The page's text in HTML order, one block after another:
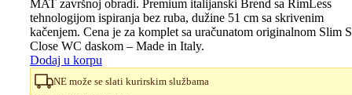
je
bila:
63.670,00 RSD.
je:
57.300,00 RSD.
MAT završnoj obradi. Premium italijanski Brend sa RimLess
tehnologijom ispiranja bez ruba, dužine 51 cm sa skrivenim
kačenjem. Cena je za komplet sa uračunatom originalnom Slim
Close WC daskom – Made in Italy.
Dodaj u korpu
NE može se slati kurirskim službama